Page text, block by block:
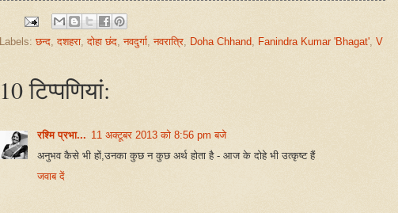
Labels:छन्द,दशहरा,दोहा छंद,नवदुर्गा,नवरात्रि, Doha Chhand, Fanindra Kumar 'Bhagat', V
10 टिप्‍पणियां:
रश्मि प्रभा... 11 अक्टूबर 2013 को 8:56 pm बजे
अनुभव कैसे भी हों,उनका कुछ न कुछ अर्थ होता है - आज के दोहे भी उत्कृष्ट हैं
जवाब दें